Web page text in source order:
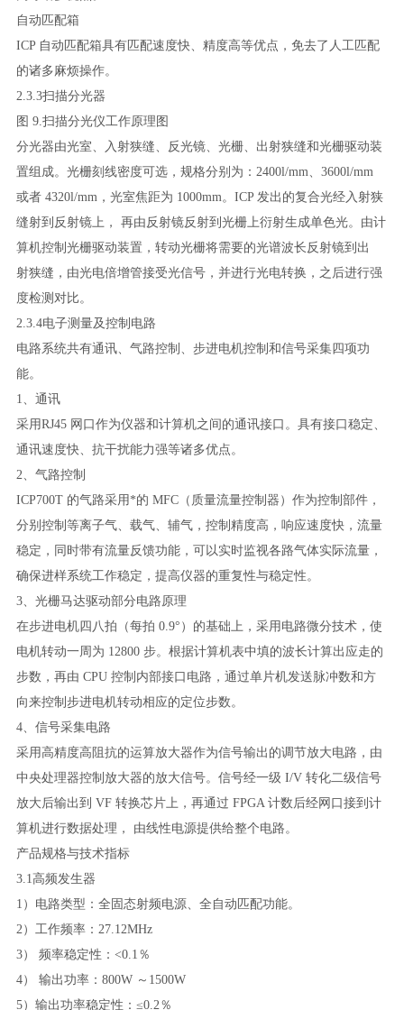
自动匹配箱
ICP 自动匹配箱具有匹配速度快、精度高等优点，免去了人工匹配
的诸多麻烦操作。
2.3.3扫描分光器
图 9.扫描分光仪工作原理图
分光器由光室、入射狭缝、反光镜、光栅、出射狭缝和光栅驱动装
置组成。光栅刻线密度可选，规格分别为： 2400l/mm、3600l/mm
或者 4320l/mm，光室焦距为 1000mm。ICP 发出的复合光经入射狭
缝射到反射镜上， 再由反射镜反射到光栅上衍射生成单色光。由计
算机控制光栅驱动装置，转动光栅将需要的光谱波长反射镜到出
射狭缝，由光电倍增管接受光信号，并进行光电转换，之后进行强
度检测对比。
2.3.4电子测量及控制电路
电路系统共有通讯、气路控制、步进电机控制和信号采集四项功
能。
1、通讯
采用RJ45 网口作为仪器和计算机之间的通讯接口。具有接口稳定、
通讯速度快、抗干扰能力强等诸多优点。
2、气路控制
ICP700T 的气路采用*的 MFC（质量流量控制器）作为控制部件，
分别控制等离子气、载气、辅气，控制精度高，响应速度快，流量
稳定，同时带有流量反馈功能，可以实时监视各路气体实际流量，
确保进样系统工作稳定，提高仪器的重复性与稳定性。
3、光栅马达驱动部分电路原理
在步进电机四八拍（每拍 0.9°）的基础上，采用电路微分技术，使
电机转动一周为 12800 步。根据计算机表中填的波长计算出应走的
步数，再由 CPU 控制内部接口电路，通过单片机发送脉冲数和方
向来控制步进电机转动相应的定位步数。
4、信号采集电路
采用高精度高阻抗的运算放大器作为信号输出的调节放大电路，由
中央处理器控制放大器的放大信号。信号经一级 I/V 转化二级信号
放大后输出到 VF 转换芯片上，再通过 FPGA 计数后经网口接到计
算机进行数据处理， 由线性电源提供给整个电路。
产品规格与技术指标
3.1高频发生器
1）电路类型：全固态射频电源、全自动匹配功能。
2）工作频率：27.12MHz
3） 频率稳定性：<0.1％
4） 输出功率：800W ～1500W
5）输出功率稳定性：≤0.2％